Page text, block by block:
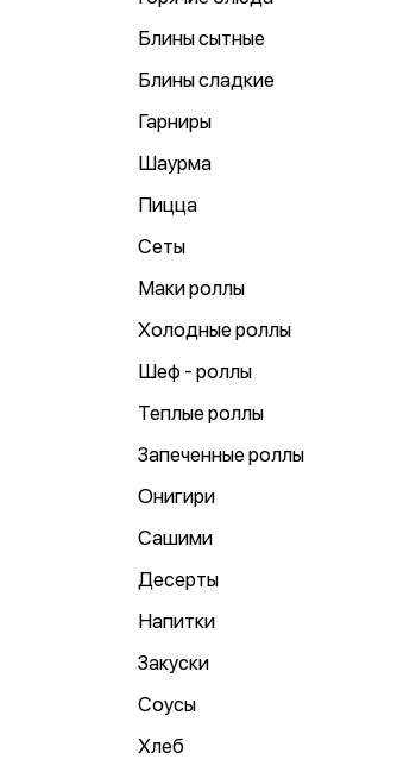
Блины сытные
Блины сладкие
Гарниры
Шаурма
Пицца
Сеты
Маки роллы
Холодные роллы
Шеф - роллы
Теплые роллы
Запеченные роллы
Онигири
Сашими
Десерты
Напитки
Закуски
Соусы
Хлеб